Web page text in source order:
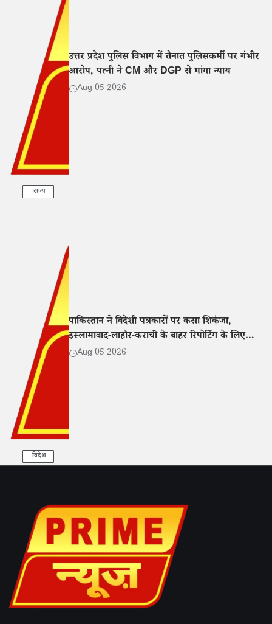
राज्य
उत्तर प्रदेश पुलिस विभाग में तैनात पुलिसकर्मी पर गंभीर
आरोप, पत्नी ने CM और DGP से मांगा न्याय
Aug 05 2026
विदेश
पाकिस्तान ने विदेशी पत्रकारों पर कसा शिकंजा,
इस्लामाबाद-लाहौर-कराची के बाहर रिपोर्टिंग के लिए
एनओसी अनिवार्य
Aug 05 2026